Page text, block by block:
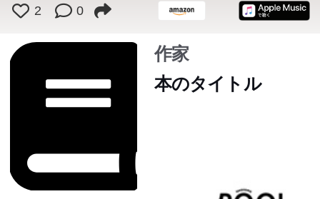
2 0
作家
本のタイトル